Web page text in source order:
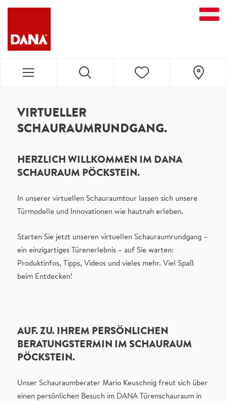
DANA NAVIGATION
VIRTUELLER
SCHAURAUMRUNDGANG.
HERZLICH WILLKOMMEN IM DANA
SCHAURAUM PÖCKSTEIN.
In unserer virtuellen Schauraumtour lassen sich unsere
Türmodelle und Innovationen wie hautnah erleben.
Starten Sie jetzt unseren virtuellen Schauraumrundgang –
ein einzigartiges Türenerlebnis – auf Sie warten:
Produktinfos, Tipps, Videos und vieles mehr. Viel Spaß
beim Entdecken!
AUF. ZU. IHREM PERSÖNLICHEN
BERATUNGSTERMIN IM SCHAURAUM
PÖCKSTEIN.
Unser Schauraumberater Mario Keuschnig freut sich über
einen persönlichen Besuch im DANA Türenschauraum in